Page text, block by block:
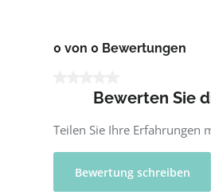
0 von 0 Bewertungen
Bewerten Sie
Teilen Sie Ihre Erfahrungen
Bewertung schreiben